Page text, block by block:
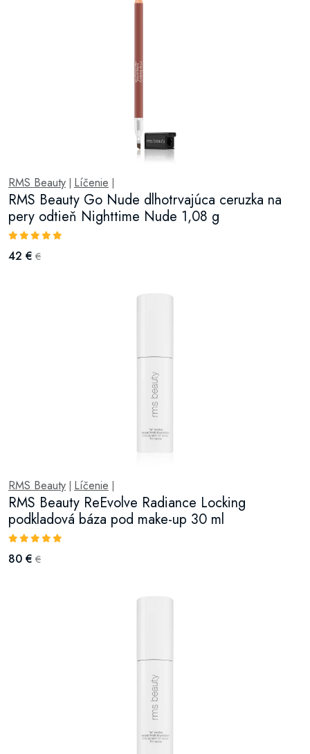
RMS Beauty Líčenie
RMS Beauty Go Nude dlhotrvajúca ceruzka na
pery odtieň Nighttime Nude 1,08 g
42 € €
RMS Beauty Líčenie
RMS Beauty ReEvolve Radiance Locking
podkladová báza pod make-up 30 ml
80 € €